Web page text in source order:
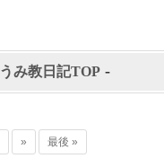
うみ教日記TOP -
» 最後 »